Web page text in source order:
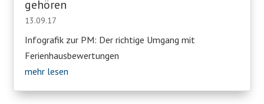
gehören
13.09.17
Infografik zur PM: Der richtige Umgang mit
Ferienhausbewertungen
mehr lesen